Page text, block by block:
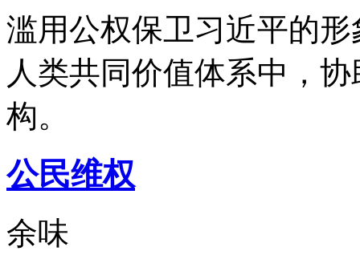
滥用公权保卫习近平的
人类共同价值体系中，
构。
公民维权
余味